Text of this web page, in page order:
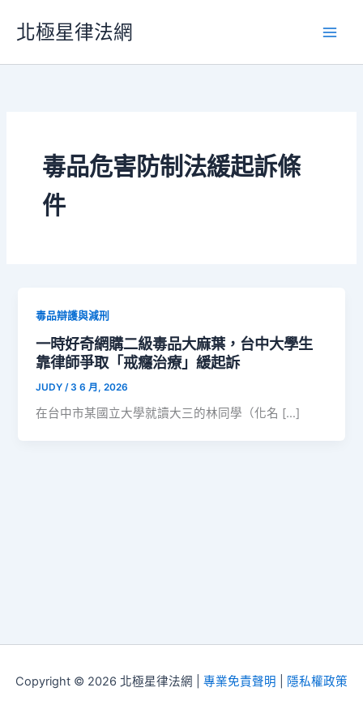
要
北極星律法網
毒品危害防制法緩起訴條
件
毒品辯護與減刑
一時好奇網購二級毒品大麻葉，台中大學生
靠律師爭取「戒癮治療」緩起訴
JUDY /3 6 月, 2026
在台中市某國立大學就讀大三的林同學（化名 […]
Copyright © 2026 北極星律法網 | 專業免責聲明 隱私權政策